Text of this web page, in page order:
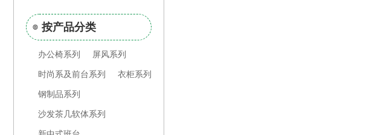
按产品分类
办公椅系列 屏风系列
时尚系及前台系列 衣柜系列
钢制品系列
沙发茶几软体系列